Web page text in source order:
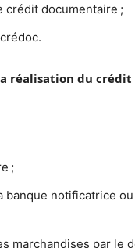
crédit documentaire ;
réalisation du
;
banque notificatrice
marchandises par le